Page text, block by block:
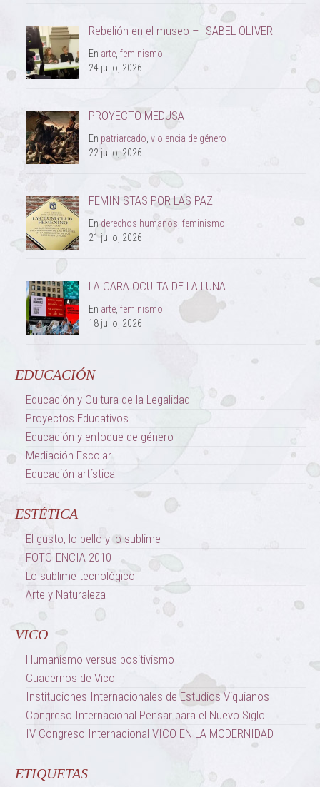
Rebelión en el museo – ISABEL OLIVER
En arte, feminismo
24 julio, 2026
PROYECTO MEDUSA
En patriarcado violencia de género
22 julio, 2026
FEMINISTAS POR LAS PAZ
Enderechos humanos, feminismo
21 julio, 2026
LA CARA OCULTA DE LA LUNA
En arte, feminismo
18 julio, 2026
EDUCACIÓN
Educación y Cultura de la Legalidad
Proyectos Educativos
Educación y enfoque de género
Mediación Escolar
Educación artística
ESTÉTICA
El gusto, lo bello y lo sublime
FOTCIENCIA 2010
Lo sublime tecnológico
Arte y Naturaleza
VICO
Humanismo versus positivismo
Cuadernos de Vico
Instituciones Internacionales de Estudios Viquianos
Congreso Internacional Pensar para el Nuevo Siglo
IV Congreso Internacional VICO EN LA MODERNIDAD
ETIQUETAS